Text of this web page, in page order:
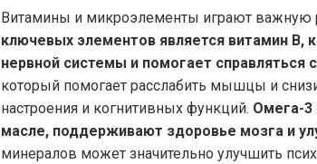
Витамины и микроэлементы играют важную
ключевых элементов является витамин
нервной системы и помогает справляться
который помогает расслабить мышцы и
настроения и когнитивных функций. Омега-3
масле, поддерживают здоровье мозга и
минералов может значительно улучшить